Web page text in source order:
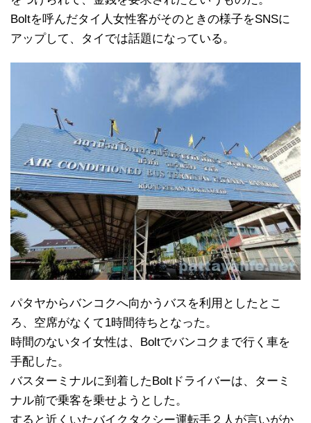
Boltを呼んだタイ人女性客がそのときの様子をSNSに
アップして、タイでは話題になっている。
パタヤからバンコクへ向かうバスを利用としたとこ
ろ、空席がなくて1時間待ちとなった。
時間のないタイ女性は、Boltでバンコクまで行く車を
手配した。
バスターミナルに到着したBoltドライバーは、ターミ
ナル前で乗客を乗せようとした。
すると近くいたバイクタクシー運転手２人が言いがか